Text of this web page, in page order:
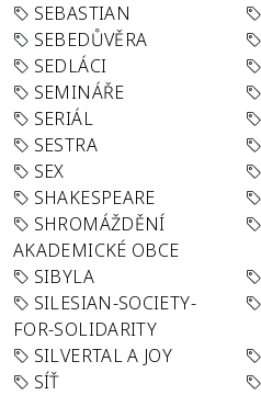
SEBASTIAN
SEBEDŮVĚRA
SEDLÁCI
SEMINÁŘE
SERIÁL
SESTRA
SEX
SHAKESPEARE
SHROMÁŽDĚNÍ
AKADEMICKÉ OBCE
SIBYLA
SILESIAN-SOCIETY-
FOR-SOLIDARITY
SILVERTAL A JOY
SÍŤ